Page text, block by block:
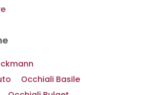
Occhiali Basile